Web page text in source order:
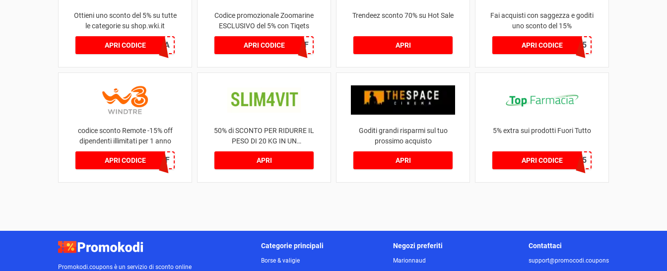
Ottieni uno sconto del 5% su tutte
le categorie su shop.wki.it
APRI CODICE5C100E8A
Codice promozionale Zoomarine
ESCLUSIVO del 5% con Tiqets
APRI CODICE
TIKATO5OFF
Trendeez sconto 70% su Hot Sale
APRI
Fai acquisti con saggezza e goditi
uno sconto del 15%
APRI CODICEBATA15
codice sconto Remote -15% off
dipendenti illimitati per 1 anno
APRI CODICERFS15OFF
50% di SCONTO PER RIDURRE IL
PESO DI 20 KG IN UN
TRATTAMENTO
APRI
Goditi grandi risparmi sul tuo
prossimo acquisto
APRI
5% extra sui prodotti Fuori Tutto
APRI CODICETOPFUORI5
Promokodi.coupons è un servizio di sconto online
Categorie principali
Borse & valigie
Negozi preferiti
Marionnaud
Contattaci
support@promocodi.coupons